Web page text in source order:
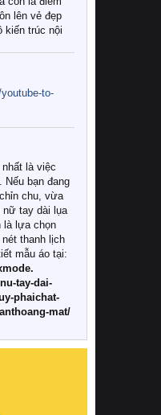
lên vẻ đẹp
kiến trúc nội
đa dạng
và mẫu mã
để chọn
gối đệm cao
phù hợp với
của gia
đi tìm lời
viết dưới đây.
hiện đại lại ưa
cao cấp?
phẩm thông
ga gối đệm
sản xuất
lọc nguyên
dệt
hóa chất
rệt sự khác
đệm nâng đỡ
to-
là việc
bạn đang
chu, vừa
tay dài lụa
là lựa chọn
thanh lịch
mẫu áo tại:
tay-dai-
phaichat-
mat/